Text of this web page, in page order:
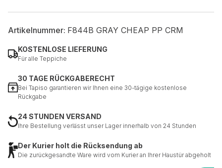
Artikelnummer: F844B GRAY CHEAP PP CRM
KOSTENLOSE LIEFERUNG
Für alle Teppiche
30 TAGE RÜCKGABERECHT
Bei Tapiso garantieren wir Ihnen eine 30-tägige kostenlose
Rückgabe
24 STUNDEN VERSAND
Ihre Bestellung verlässt unser Lager innerhalb von 24 Stunden
Der Kurier holt die Rücksendung ab
Die zurückgesandte Ware wird vom Kurier an Ihrer Haustür abgeholt